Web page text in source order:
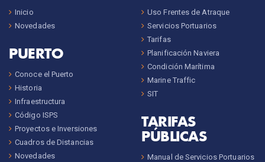
Inicio
Novedades
PUERTO
Conoce el Puerto
Historia
Infraestructura
Código ISPS
Proyectos e Inversiones
Cuadros de Distancias
Novedades
Uso Frentes de Atraque
Servicios Portuarios
Tarifas
Planificación Naviera
Condición Marítima
Marine Traffic
SIT
TARIFAS
PÚBLICAS
Manual de Servicios Portuarios